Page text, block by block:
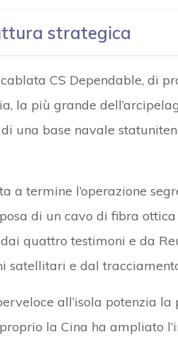
strategica
CS Dependable, di
la più grande
una base navale
a termine l’operazione
di un cavo di fibra
quattro testimoni e da
e dal
all’isola potenzia
la Cina ha ampliato